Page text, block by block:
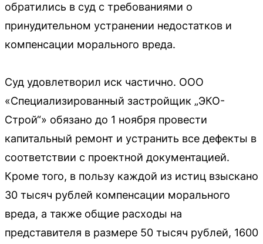
обратились в суд с требованиями о
принудительном устранении недостатков и
компенсации морального вреда.
Суд удовлетворил иск частично. ООО
«Специализированный застройщик „ЭКО-
Строй“» обязано до 1 ноября провести
капитальный ремонт и устранить все дефекты в
соответствии с проектной документацией.
Кроме того, в пользу каждой из истиц взыскано
30 тысяч рублей компенсации морального
вреда, а также общие расходы на
представителя в размере 50 тысяч рублей, 1600